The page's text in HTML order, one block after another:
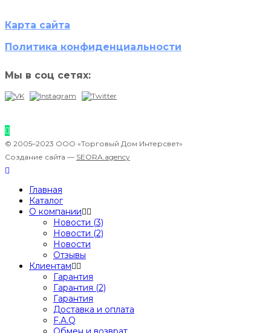
Карта сайта
Политика конфиденциальности
Мы в соц сетях:
© 2005–2023 ООО «Торговый Дом Интерсвет»
Создание сайта — SEORA.agency
Главная
Каталог
О компании
Новости (3)
Новости (2)
Новости
Отзывы
Клиентам
Гарантия
Гарантия (2)
Гарантия
Доставка и оплата
F.A.Q